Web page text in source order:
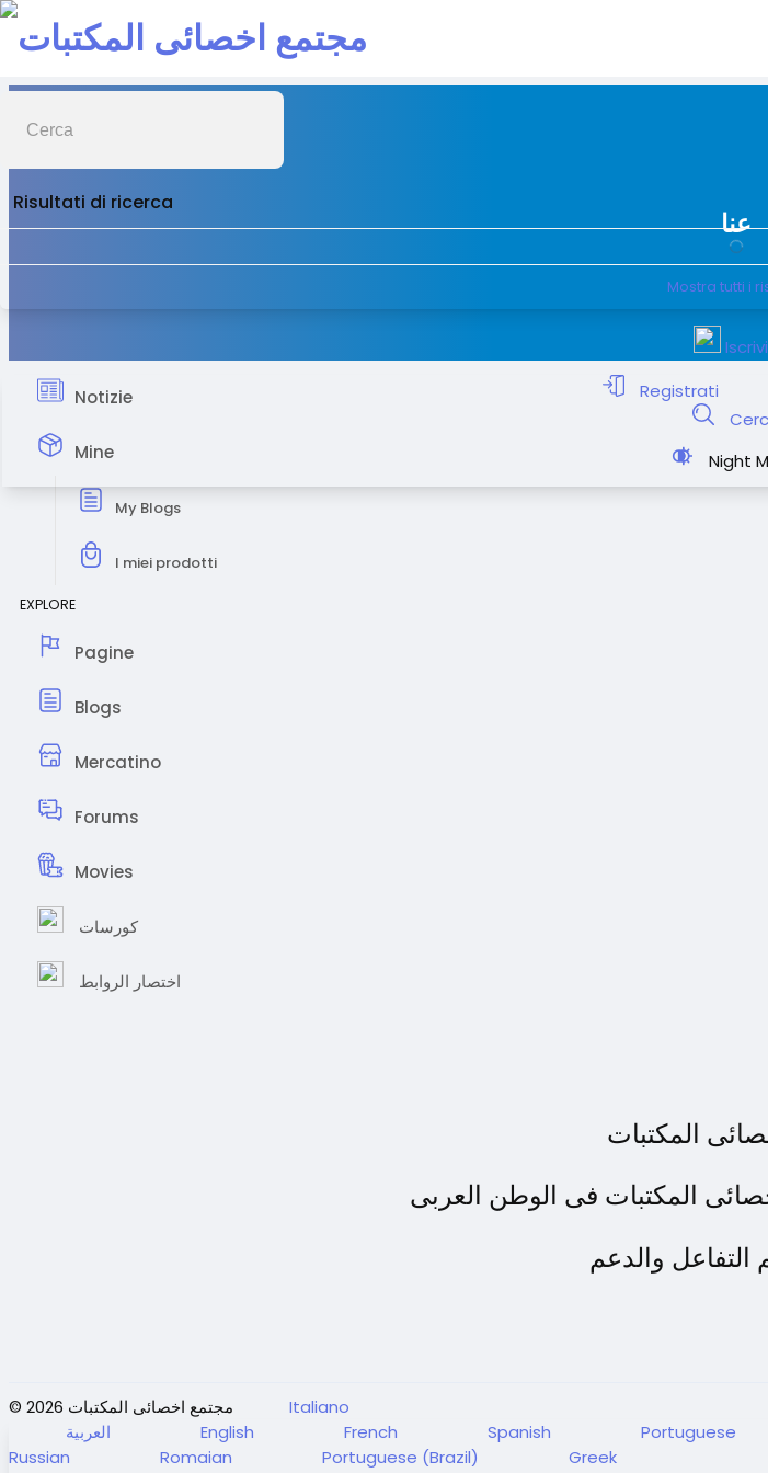
Risultati di ricerca
Mostra tutti i
Registrati
Night
عنا
Notizie
Mine
My Blogs
I miei prodotti
EXPLORE
Pagine
Blogs
Mercatino
Forums
Movies
كورسات
اختصار الروابط
المكتبات
المكتبات فى الوطن العربى
© 2026 مجتمع اخصائى المكتبات
Italiano
English French Spanish Portuguese
Russian
Romaian Portuguese (Brazil) Greek